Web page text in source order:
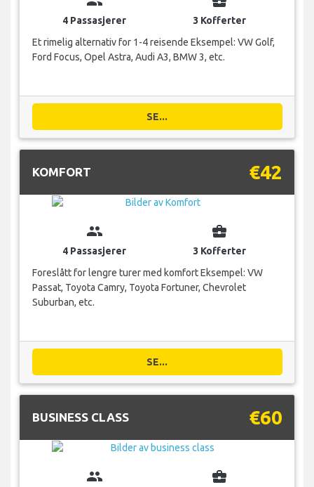
4 Passasjerer
3 Kofferter
Et rimelig alternativ for 1-4 reisende Eksempel: VW Golf,
Ford Focus, Opel Astra, Audi A3, BMW 3, etc.
SE...
KOMFORT €42
group
4 Passasjerer
business_center
3 Kofferter
Foreslått for lengre turer med komfort Eksempel: VW
Passat, Toyota Camry, Toyota Fortuner, Chevrolet
Suburban, etc.
SE...
BUSINESS CLASS €60
group business_center